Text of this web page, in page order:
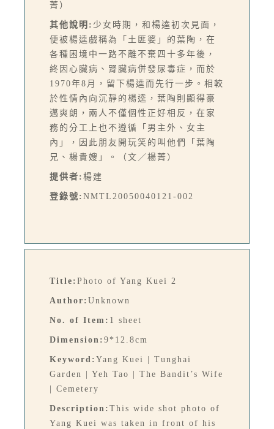
菁）
其他說明: 少女時期，和楊逵初次見面，
便被楊逵戲稱為「土匪婆」的葉陶，在
各種困境中一路不離不棄四十多年後，
終因心臟病、腎臟病併發尿毒症，而於
1970年8月，留下楊逵而先行一步。相較
於性情內向沉靜的楊逵，葉陶則顯得豪
邁爽朗，兩人不僅個性正好相反，在家
務的分工上也不遵循「男主外、女主
內」，因此朋友開玩笑的叫他們「葉陶
兄、楊貴嫂」。（文／楊菁）
提供者: 楊建
登錄號: NMTL20050040121-002
Title: Photo of Yang Kuei 2
Author: Unknown
No. of Item: 1 sheet
Dimension: 9*12.8cm
Keyword: Yang Kuei | Tunghai
Garden | Yeh Tao | The Bandit’s Wife
| Cemetery
Description: This wide shot photo of
Yang Kuei was taken in front of his